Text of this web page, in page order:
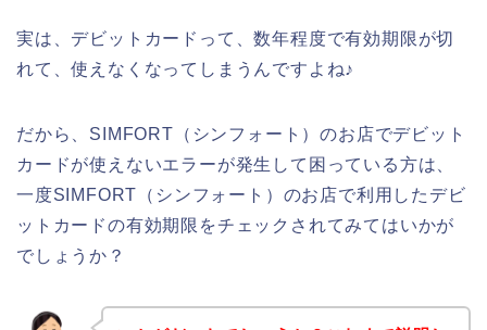
実は、デビットカードって、数年程度で有効期限が切
れて、使えなくなってしまうんですよね♪
だから、SIMFORT（シンフォート）のお店でデビット
カードが使えないエラーが発生して困っている方は、
一度SIMFORT（シンフォート）のお店で利用したデビ
ットカードの有効期限をチェックされてみてはいかが
でしょうか？